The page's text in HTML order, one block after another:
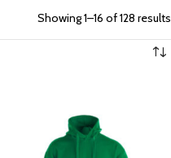
Showing 1–16 of 128 results